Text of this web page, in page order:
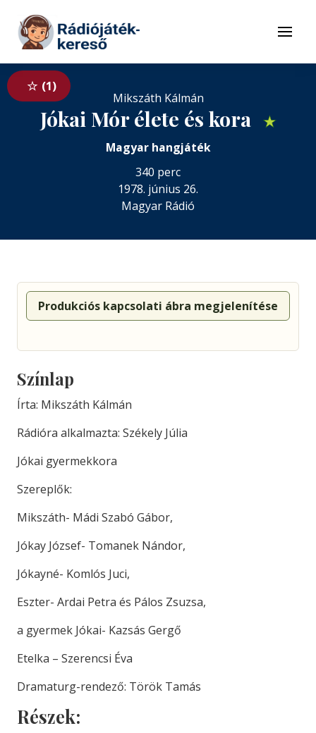
Tovább a tartalomhoz
Menü
1
Mikszáth Kálmán
Jókai Mór élete és kora ★
Magyar hangjáték
340 perc
1978. június 26.
Magyar Rádió
Produkciós kapcsolati ábra megjelenítése
Színlap
Írta: Mikszáth Kálmán
Rádióra alkalmazta: Székely Júlia
Jókai gyermekkora
Szereplők:
Mikszáth- Mádi Szabó Gábor,
Jókay József- Tomanek Nándor,
Jókayné- Komlós Juci,
Eszter- Ardai Petra és Pálos Zsuzsa,
a gyermek Jókai- Kazsás Gergő
Etelka – Szerencsi Éva
Dramaturg-rendező: Török Tamás
Részek: